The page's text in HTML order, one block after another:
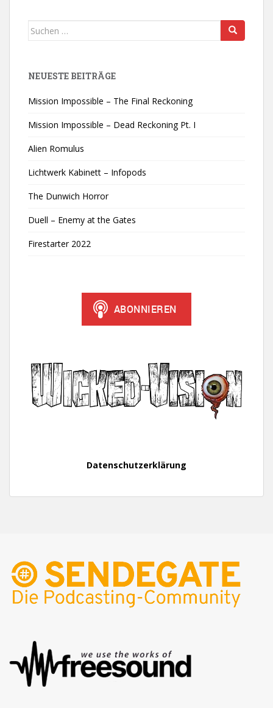
Suchen
NEUESTE BEITRÄGE
Mission Impossible – The Final Reckoning
Mission Impossible – Dead Reckoning Pt. I
Alien Romulus
Lichtwerk Kabinett – Infopods
The Dunwich Horror
Duell – Enemy at the Gates
Firestarter 2022
Datenschutzerklärung